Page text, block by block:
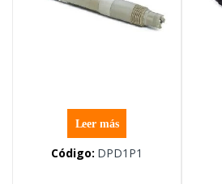
Leer más
Código: DPD1P1